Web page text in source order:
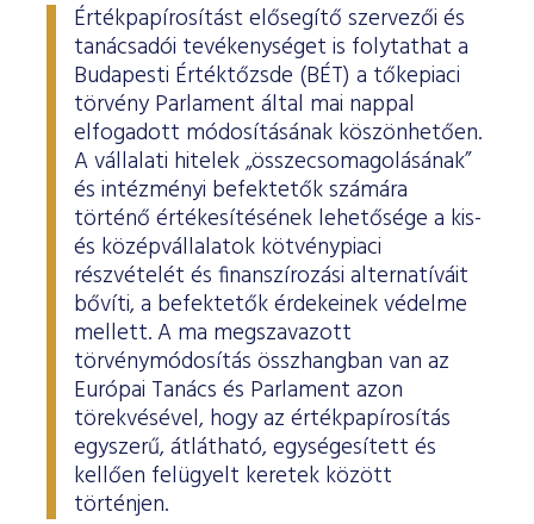
Értékpapírosítást elősegítő szervezői és
tanácsadói tevékenységet is folytathat a
Budapesti Értéktőzsde (BÉT) a tőkepiaci
törvény Parlament által mai nappal
elfogadott módosításának köszönhetően.
A vállalati hitelek „összecsomagolásának”
és intézményi befektetők számára
történő értékesítésének lehetősége a kis-
és középvállalatok kötvénypiaci
részvételét és finanszírozási alternatíváit
bővíti, a befektetők érdekeinek védelme
mellett. A ma megszavazott
törvénymódosítás összhangban van az
Európai Tanács és Parlament azon
törekvésével, hogy az értékpapírosítás
egyszerű, átlátható, egységesített és
kellően felügyelt keretek között
történjen.